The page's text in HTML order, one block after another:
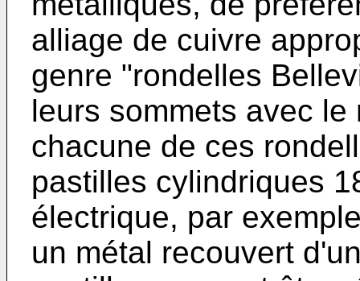
alliage de cuivre
genre "rondelles
leurs sommets avec
chacune de ces
pastilles cylindriques
électrique, par
un métal recouvert